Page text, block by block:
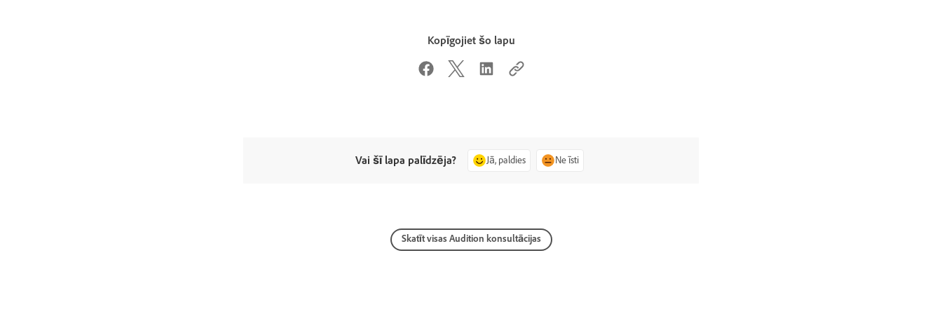
Kopīgojiet šo lapu
Vai šī lapa palīdzēja? Jā, paldies Ne īsti
Skatīt visas Audition konsultācijas